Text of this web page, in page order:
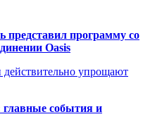
представил программу со
Oasis
упрощают
события и